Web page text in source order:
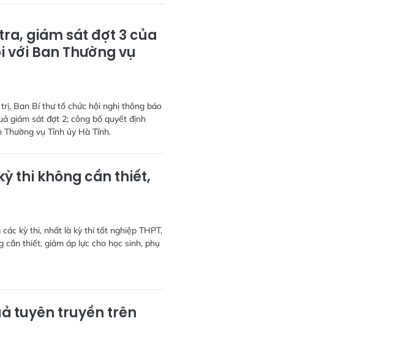
giám sát đợt 3 của
với Ban Thường vụ
Ban Bí thư tổ chức hội nghị thông báo
giám sát đợt 2; công bố quyết định
vụ Tỉnh ủy Hà Tĩnh.
thi không cần thiết,
kỳ thi, nhất là kỳ thi tốt nghiệp THPT,
thiết, giảm áp lực cho học sinh, phụ
tuyên truyền trên